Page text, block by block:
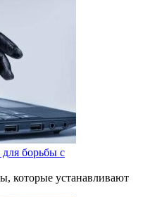
борьбы с
которые устанавливают